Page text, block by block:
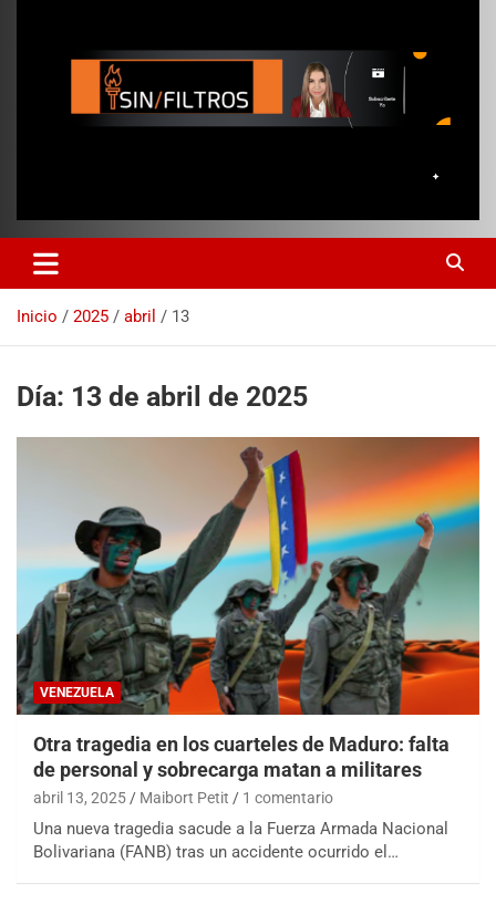
Inicio 2025 abril 13
Día: 13 de abril de 2025
VENEZUELA
Otra tragedia en los cuarteles de Maduro: falta
de personal y sobrecarga matan a militares
abril 13, 2025 Maibort Petit 1 comentario
Una nueva tragedia sacude a la Fuerza Armada Nacional
Bolivariana (FANB) tras un accidente ocurrido el…